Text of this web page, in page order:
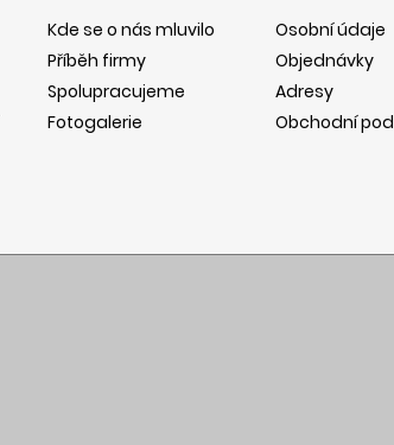
Kde se o nás mluvilo
Příběh firmy
Spolupracujeme
Fotogalerie
Osobní údaje
Objednávky
Adresy
Obchodní